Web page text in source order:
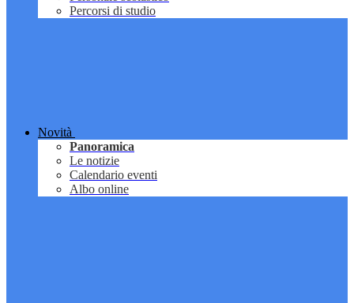
Percorsi di studio
Novità
Panoramica
Le notizie
Calendario eventi
Albo online